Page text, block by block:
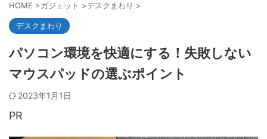
HOME >ガジェット >デスクまわり >
デスクまわり
パソコン環境を快適にする！失敗しない
マウスパッドの選ぶポイント
2023年1月1日
PR